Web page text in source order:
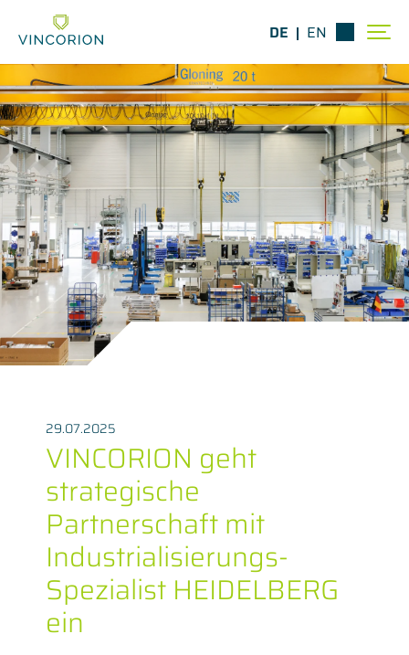
DE EN
29.07.2025
VINCORION geht
strategische
Partnerschaft mit
Industrialisierungs-
Spezialist HEIDELBERG
ein